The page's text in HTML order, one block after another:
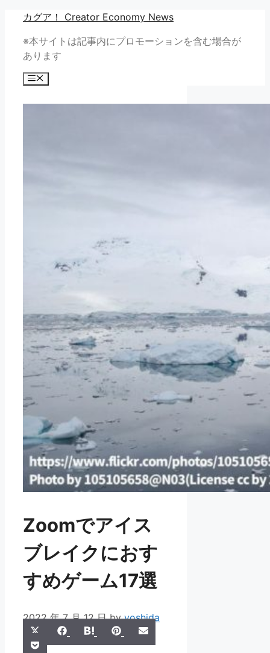
カグア！ Creator Economy News
※本サイトは記事内にプロモーションを含む場合が
あります
メ
Zoomでアイス
ブレイクにおす
すめゲーム17選
2022 年 7 月 12 日 byyoshida
Share
on
(Twitter)
Share
on
Facebook
Share
on
Hatena Share
on
PinterestShare
on
Share
Pocket